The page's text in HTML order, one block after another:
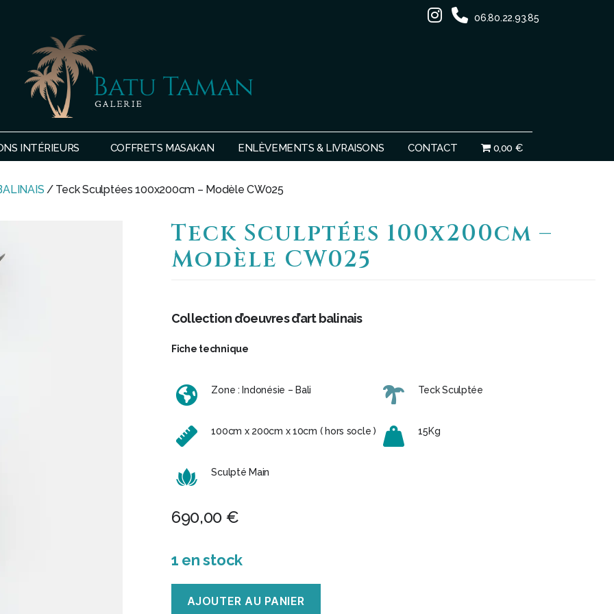
06.80.22.93.85
BATU
TAMAN
INTÉRIEURS COFFRETS MASAKAN ENLÈVEMENTS & LIVRAISONS CONTACT 0,00 €
/ Teck Sculptées 100x200cm – Modèle CW025
Teck Sculptées 100x200cm –
Modèle CW025
Collection d’oeuvres d’art balinais
Fiche technique
Zone : Indonésie – Bali
100cm x 200cm x 10cm ( hors socle )
Sculpté Main
Teck Sculptée
15Kg
690,00 €
1 en stock
AJOUTER AU PANIER